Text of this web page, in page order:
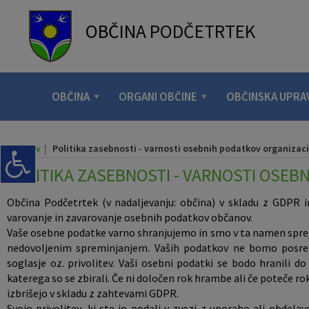
OBČINA PODČETRTEK
OBČINA ORGANI OBČINE OBČINSKA
Domov Politika zasebnosti - varnosti osebnih podatkov
POLITIKA ZASEBNOSTI - VARNOSTI
Občina Podčetrtek (v nadaljevanju: občina) v skladu z
varovanje in zavarovanje osebnih podatkov občanov.
Vaše osebne podatke varno shranjujemo in smo v ta namen
nedovoljenim spreminjanjem. Vaših podatkov ne bomo
soglasje oz. privolitev. Vaši osebni podatki se bodo hranili
katerega so se zbirali. Če ni določen rok hrambe ali če poteče
izbrišejo v skladu z zahtevami GDPR.
Kontaktni obrazec
Predstavitev občine
Občinski praznik
Občinski nagrajenci
Fotogalerija
OBČINSKI SVET
Nadzorni odbor
Civilna zaščita
Člani občinskega sveta
Seje občinskega sveta
Preventiva in vzgoja v cestnem prometu
Imenik zaposlenih
Uradne ure - delovni čas
Medobčinski inšpektorat in redarstvo
Koledar dogodkov
Zapore cest
Javni razpisi in objave
Projekti in investicije
Prostorski akti občine
Pobude občanov
Vprašajte občino
Informativni izračun
NUSZ
Javni zavodi
Društva in združenja
Osmrtnice v občini
Gostinstvo
Prenočišča
Lokalni ponudniki